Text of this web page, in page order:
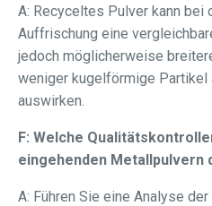
A: Recyceltes Pulver kann bei
Auffrischung eine
jedoch möglicherweise
weniger kugelförmige Partikel
auswirken.
F: Welche
eingehenden Metallpulvern
A: Führen Sie eine Analyse